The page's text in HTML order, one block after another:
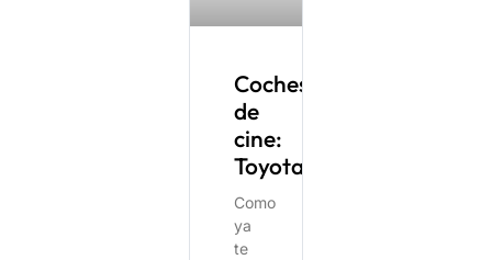
Coches
de
cine:
Toyota
Como
ya
te